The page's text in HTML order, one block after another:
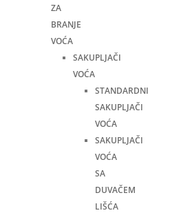
ZA
BRANJE
VOĆA
SAKUPLJAČI
VOĆA
STANDARDNI
SAKUPLJAČI
VOĆA
SAKUPLJAČI
VOĆA
SA
DUVAČEM
LIŠĆA